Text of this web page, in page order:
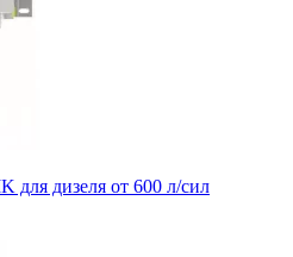
для дизеля от 600 л/сил